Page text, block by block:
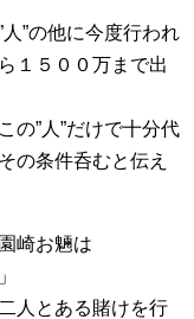
”の他に今度行われ
１５００万まで出
の”人”だけで十分代
の条件呑むと伝え
崎お魎は
人とある賭けを行